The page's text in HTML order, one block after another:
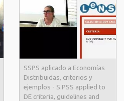
SSPS aplicado a Economías
Distribuidas, criterios y
ejemplos - S.PSS applied to
DE criteria, guidelines and